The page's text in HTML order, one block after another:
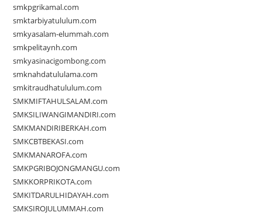
smkpgrikamal.com
smktarbiyatululum.com
smkyasalam-elummah.com
smkpelitaynh.com
smkyasinacigombong.com
smknahdatululama.com
smkitraudhatululum.com
SMKMIFTAHULSALAM.com
SMKSILIWANGIMANDIRI.com
SMKMANDIRIBERKAH.com
SMKCBTBEKASI.com
SMKMANAROFA.com
SMKPGRIBOJONGMANGU.com
SMKKORPRIKOTA.com
SMKITDARULHIDAYAH.com
SMKSIROJULUMMAH.com